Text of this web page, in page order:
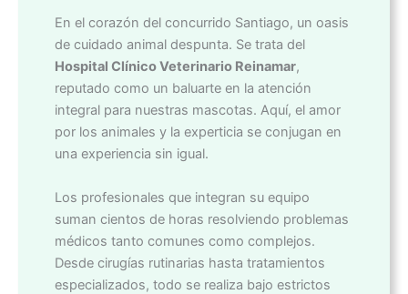
En el corazón del concurrido Santiago, un oasis
de cuidado animal despunta. Se trata del
Hospital Clínico Veterinario Reinamar,
reputado como un baluarte en la atención
integral para nuestras mascotas. Aquí, el amor
por los animales y la experticia se conjugan en
una experiencia sin igual.
Los profesionales que integran su equipo
suman cientos de horas resolviendo problemas
médicos tanto comunes como complejos.
Desde cirugías rutinarias hasta tratamientos
especializados, todo se realiza bajo estrictos